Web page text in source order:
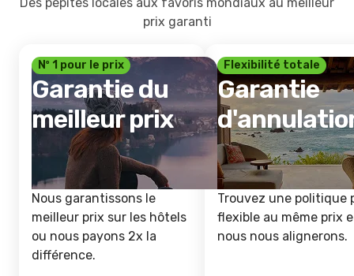
prix garanti
Nº 1 pour le prix
Garantie du
meilleur prix
Nous garantissons le
meilleur prix sur les hôtels
ou nous payons 2x la
différence.
Flexibilité totale
Garantie
Trouvez une politique
flexible au même prix
nous nous alignerons.